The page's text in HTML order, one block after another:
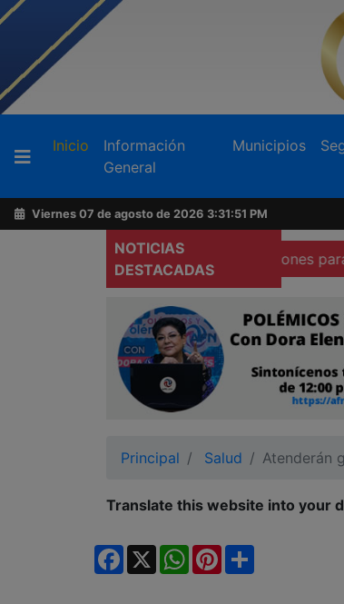
Inicio (current)
Información
General
Municipios
Viernes 07 de agosto de 2026 3:31:52 PM
NOTICIAS
DESTACADAS
afirma que existen condiciones para prisión
Principal Salud Atenderán
Translate this website into your
Facebook
X WhatsApp
Pinterest
Buscador
Acerca
de